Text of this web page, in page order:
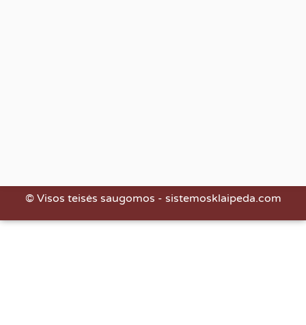
© Visos teisės saugomos - sistemosklaipeda.com